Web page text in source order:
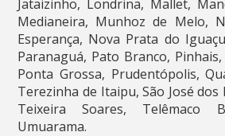
Jataizinho, Londrina, Mallet,
Medianeira, Munhoz de Melo,
Esperança, Nova Prata do
Paranaguá, Pato Branco,
Ponta Grossa, Prudentópolis,
Terezinha de Itaipu, São José
Teixeira Soares, Telêmaco
Umuarama.